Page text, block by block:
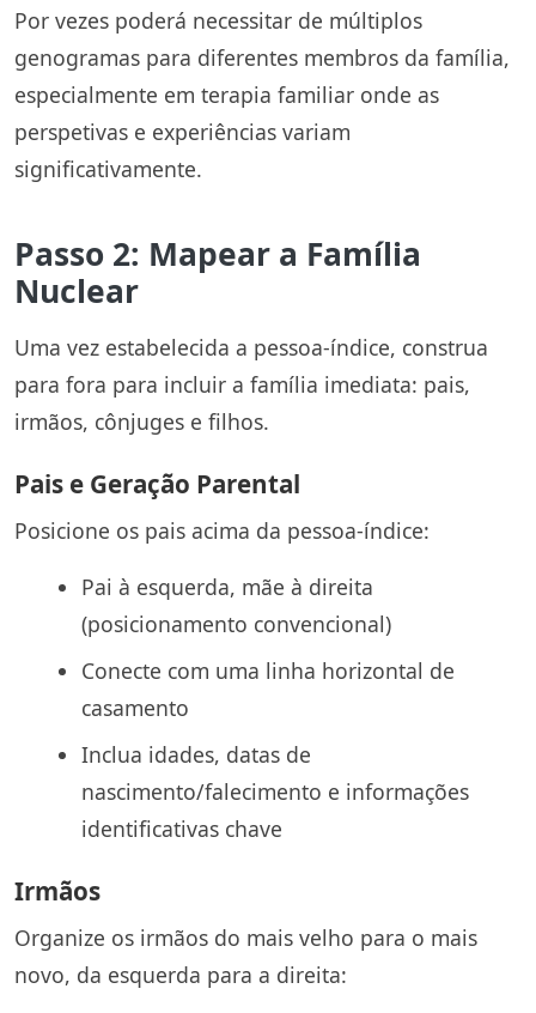
Por vezes poderá necessitar de múltiplos
genogramas para diferentes membros da família,
especialmente em terapia familiar onde as
perspetivas e experiências variam
significativamente.
Passo 2: Mapear a Família
Nuclear
Uma vez estabelecida a pessoa-índice, construa
para fora para incluir a família imediata: pais,
irmãos, cônjuges e filhos.
Pais e Geração Parental
Posicione os pais acima da pessoa-índice:
Pai à esquerda, mãe à direita
(posicionamento convencional)
Conecte com uma linha horizontal de
casamento
Inclua idades, datas de
nascimento/falecimento e informações
identificativas chave
Irmãos
Organize os irmãos do mais velho para o mais
novo, da esquerda para a direita: